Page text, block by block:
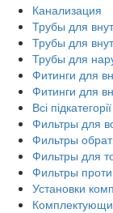
Канализация
Трубы для
Трубы для
Трубы для
Фитинги для
Фитинги для
Всі
Фильтры для
Фильтры
Фильтры для
Фильтры
Установки